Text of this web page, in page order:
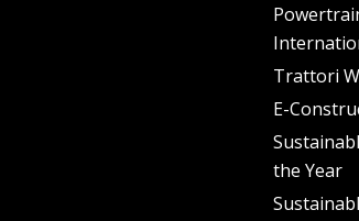
Trattori
E-
the Year